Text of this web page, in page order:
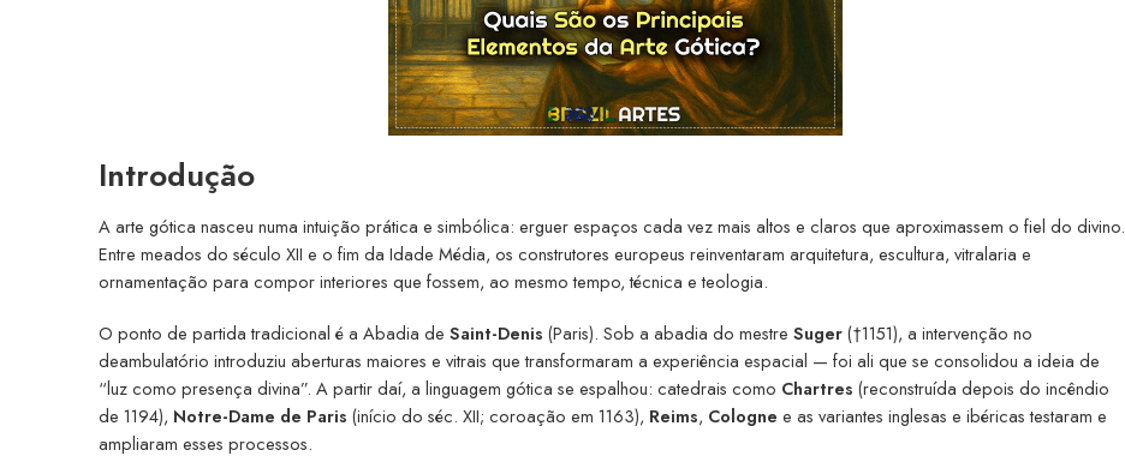
Introdução
A arte gótica nasceu numa intuição prática e simbólica: erguer espaços cada vez mais altos e claros que aproximassem o fiel do divino.
Entre meados do século XII e o fim da Idade Média, os construtores europeus reinventaram arquitetura, escultura, vitralaria e
ornamentação para compor interiores que fossem, ao mesmo tempo, técnica e teologia.
O ponto de partida tradicional é a Abadia de Saint-Denis (Paris). Sob a abadia do mestre Suger(†1151), a intervenção no
deambulatório introduziu aberturas maiores e vitrais que transformaram a experiência espacial — foi ali que se consolidou a ideia de
“luz como presença divina”. A partir daí, a linguagem gótica se espalhou: catedrais como Chartres (reconstruída depois do incêndio
de 1194), Notre-Dame de Paris (início do séc. XII; coroação em 1163), Reims, Cologne e as variantes inglesas e ibéricas testaram e
ampliaram esses processos.